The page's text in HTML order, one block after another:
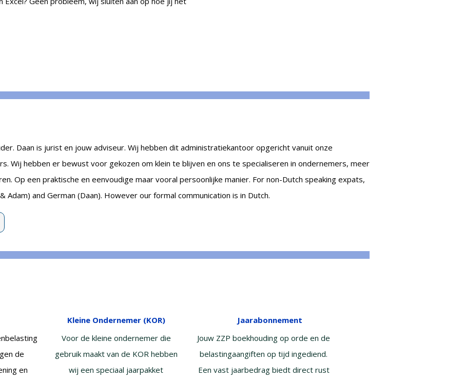
Daan is jurist en jouw adviseur. Wij hebben dit administratiekantoor opgericht vanuit onze
Wij hebben er bewust voor gekozen om klein te blijven en ons te specialiseren in ondernemers, meer
Op een praktische en eenvoudige maar vooral persoonlijke manier. For non-Dutch speaking expats,
Adam) and German (Daan). However our formal communication is in Dutch.
de
en
Voor de kleine ondernemer die
gebruik maakt van de KOR hebben
wij een speciaal jaarpakket
Jouw ZZP boekhouding op orde en de
belastingaangiften op tijd ingediend.
Een vast jaarbedrag biedt direct rust
Kleine Ondernemer (KOR) Jaarabonnement